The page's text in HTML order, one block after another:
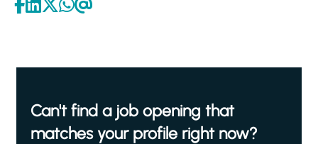
Can't find a job opening that
matches your profile right now?